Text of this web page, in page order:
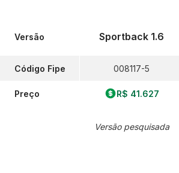
Versão
Código Fipe
Preço
Sportback 1.6
008117-5
R$ 41.627
Versão pesquisada